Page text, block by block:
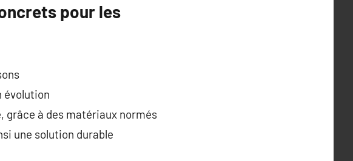
pour les
évolution
grâce à des matériaux normés
une solution durable